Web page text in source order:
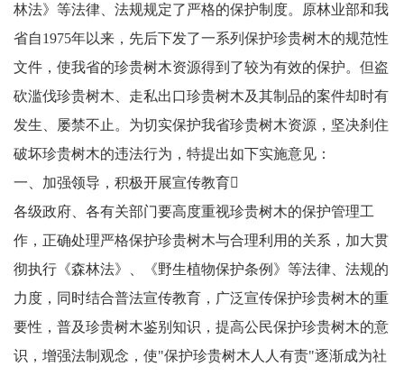
林法》等法律、法规规定了严格的保护制度。原林业部和我
省自1975年以来，先后下发了一系列保护珍贵树木的规范性
文件，使我省的珍贵树木资源得到了较为有效的保护。但盗
砍滥伐珍贵树木、走私出口珍贵树木及其制品的案件却时有
发生、屡禁不止。为切实保护我省珍贵树木资源，坚决刹住
破坏珍贵树木的违法行为，特提出如下实施意见：
一、加强领导，积极开展宣传教育
各级政府、各有关部门要高度重视珍贵树木的保护管理工
作，正确处理严格保护珍贵树木与合理利用的关系，加大贯
彻执行《森林法》、《野生植物保护条例》等法律、法规的
力度，同时结合普法宣传教育，广泛宣传保护珍贵树木的重
要性，普及珍贵树木鉴别知识，提高公民保护珍贵树木的意
识，增强法制观念，使"保护珍贵树木人人有责"逐渐成为社